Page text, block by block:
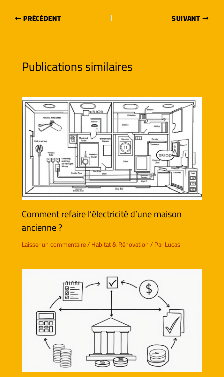
PRÉCÉDENT SUIVANT
Publications similaires
Comment refaire l’électricité d’une maison
ancienne ?
Laisser un commentaire/Habitat & Rénovation/ ParLucas